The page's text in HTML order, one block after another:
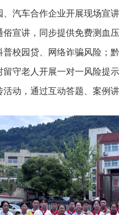
汽车合作企业开展现场宣
宣讲，同步提供免费测血
校园贷、网络诈骗风险；
留守老人开展一对一风险提
动，通过互动答题、案例